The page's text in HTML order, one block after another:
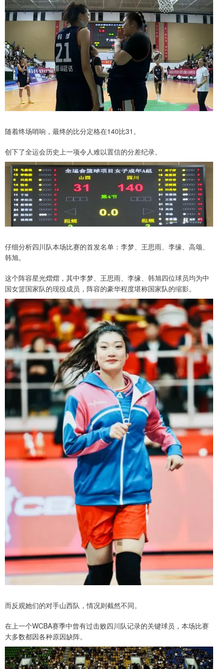
随着终场哨响，最终的比分定格在140比31。
创下了全运会历史上一项令人难以置信的分差纪录。
仔细分析四川队本场比赛的首发名单：李梦、王思雨、李缘、高颂、
韩旭。
这个阵容星光熠熠，其中李梦、王思雨、李缘、韩旭四位球员均为中
国女篮国家队的现役成员，阵容的豪华程度堪称国家队的缩影。
而反观她们的对手山西队，情况则截然不同。
在上一个WCBA赛季中曾有过击败四川队记录的关键球员，本场比赛
大多数都因各种原因缺阵。